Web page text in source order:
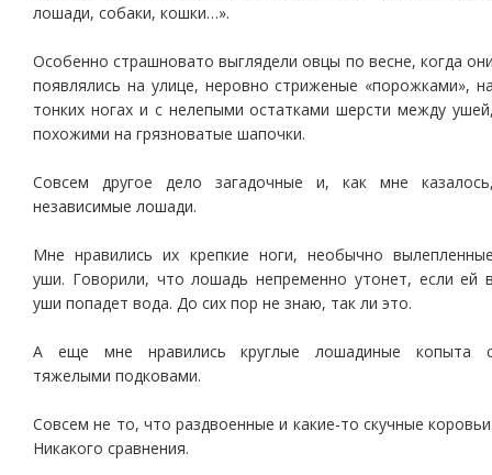
лошади, собаки, кошки…».
Особенно страшновато выглядели овцы по весне, когда
появлялись на улице, неровно стриженые «порожками»,
тонких ногах и с нелепыми остатками шерсти между
похожими на грязноватые шапочки.
Совсем другое дело загадочные и, как мне
независимые лошади.
Мне нравились их крепкие ноги, необычно
уши. Говорили, что лошадь непременно утонет, если ей
уши попадет вода. До сих пор не знаю, так ли это.
А еще мне нравились круглые лошадиные копыта
тяжелыми подковами.
Совсем не то, что раздвоенные и какие-то скучные
Никакого сравнения.